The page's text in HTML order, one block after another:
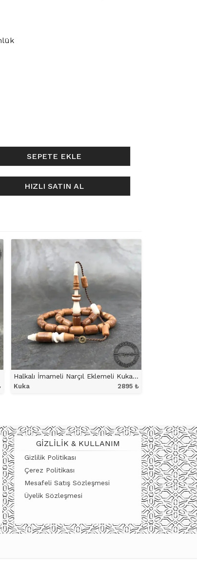
SEPETE EKLE
HIZLI SATIN AL
Halkalı İmameli Narçıl Eklemeli Kuka Tesbih
Kuka 2895 ₺
GIZLILIK & KULLANIM
Gizlilik Politikası
Çerez Politikası
Mesafeli Satış Sözleşmesi
Üyelik Sözleşmesi